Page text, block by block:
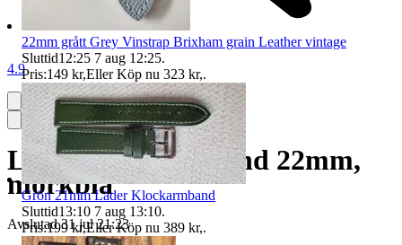
4.9
Läder klockarmband 22mm,
mörkblå
Avslutad 31 jul 21:23
22mm grått Grey Vinstrap Brixham grain Leather vintage
Sluttid12:25 7 aug 12:25.
Pris:149 kr,Eller Köp nu 323 kr,.
Grön 21mm Läder Klockarmband
Sluttid13:10 7 aug 13:10.
Pris:199 kr,Eller Köp nu 389 kr,.